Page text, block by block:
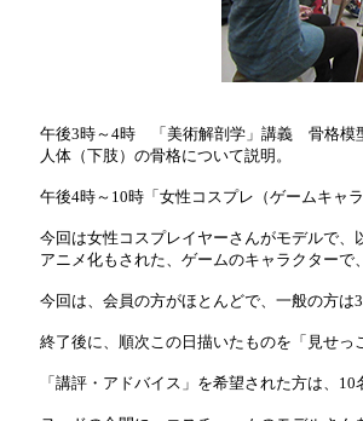
午後3時～4時 「美術解剖学」講義 骨格模型
人体（下肢）の骨格について説明。
午後4時～10時「女性コスプレ（ゲームキャ
今回は女性コスプレイヤーさんがモデルで、
アニメ化もされた、ゲームのキャラクターで
今回は、会員の方がほとんどで、一般の方は
終了後に、順次この日描いたものを「見せっ
「講評・アドバイス」を希望された方は、10